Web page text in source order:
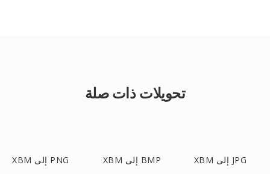
تحويلات ذات صلة
XBM إلى PNG XBM إلى BMP XBM إلى JPG